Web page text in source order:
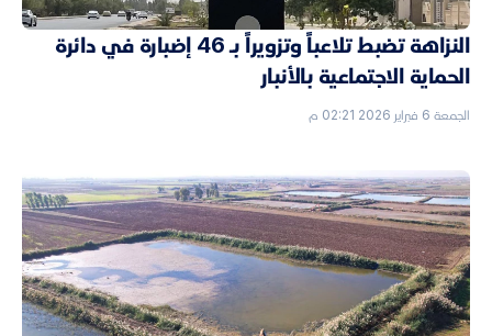
النزاهة تضبط تلاعباً وتزويراً بـ 46 إضبارة في دائرة
الحماية الاجتماعية بالأنبار
الجمعة 6 فبراير 2026 02:21 م